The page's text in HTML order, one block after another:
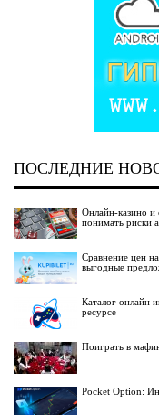
ПОСЛЕДНИЕ
Онлайн-казино и
понимать риски
Сравнение цен
выгодные
Каталог онлайн
ресурсе
Поиграть в
Pocket Option: